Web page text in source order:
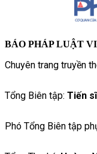
BÁO PHÁP LUẬT
Chuyên trang truyền
Tổng Biên tập: Tiến
Phó Tổng Biên tập